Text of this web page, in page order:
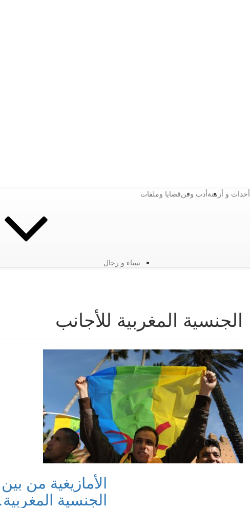
نساء و رجال
قضايا وملفاتأدب وفنأحداث و أزمنة
الجنسية المغربية للأجانب
الأمازيغية من
الجنسية